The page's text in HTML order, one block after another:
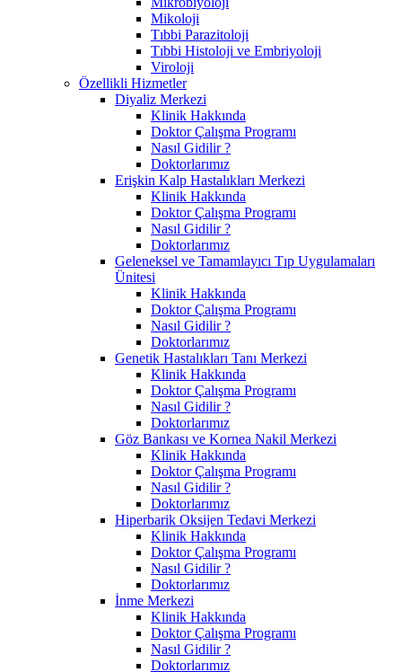
Mikoloji
Tıbbi Parazitoloji
Tıbbi Histoloji ve Embriyoloji
Viroloji
Özellikli Hizmetler
Diyaliz Merkezi
Klinik Hakkında
Doktor Çalışma Programı
Nasıl Gidilir ?
Doktorlarımız
Erişkin Kalp Hastalıkları Merkezi
Klinik Hakkında
Doktor Çalışma Programı
Nasıl Gidilir ?
Doktorlarımız
Geleneksel ve Tamamlayıcı Tıp Uygulamaları
Ünitesi
Klinik Hakkında
Doktor Çalışma Programı
Nasıl Gidilir ?
Doktorlarımız
Genetik Hastalıkları Tanı Merkezi
Klinik Hakkında
Doktor Çalışma Programı
Nasıl Gidilir ?
Doktorlarımız
Göz Bankası ve Kornea Nakil Merkezi
Klinik Hakkında
Doktor Çalışma Programı
Nasıl Gidilir ?
Doktorlarımız
Hiperbarik Oksijen Tedavi Merkezi
Klinik Hakkında
Doktor Çalışma Programı
Nasıl Gidilir ?
Doktorlarımız
İnme Merkezi
Klinik Hakkında
Doktor Çalışma Programı
Nasıl Gidilir ?
Doktorlarımız